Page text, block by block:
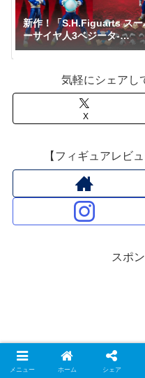
新作！「S.H.Figuarts スー
ーサイヤ人3ベジータ-
DAIMA-」がプレミアムバ
ボールDAIMA』｜定価
円｜発売日2027年1月予定
気軽にシェアし
X
【フィギュアレビ
スポ
メニュー ホーム シェア